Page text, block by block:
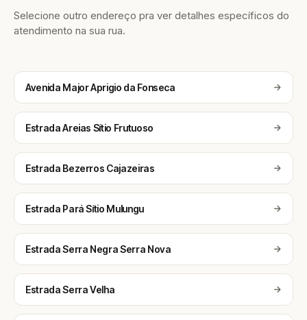
Selecione outro endereço pra ver detalhes específicos do
atendimento na sua rua.
Avenida Major Aprigio da Fonseca
Estrada Areias Sítio Frutuoso
Estrada Bezerros Cajazeiras
Estrada Pará Sítio Mulungu
Estrada Serra Negra Serra Nova
Estrada Serra Velha